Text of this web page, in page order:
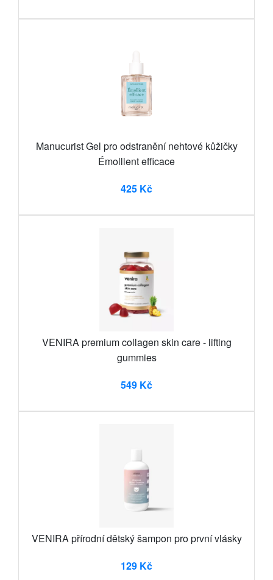
Manucurist Gel pro odstranění nehtové kůžičky
Émollient efficace
425 Kč
VENIRA premium collagen skin care - lifting
gummies
549 Kč
VENIRA přírodní dětský šampon pro první vlásky
129 Kč